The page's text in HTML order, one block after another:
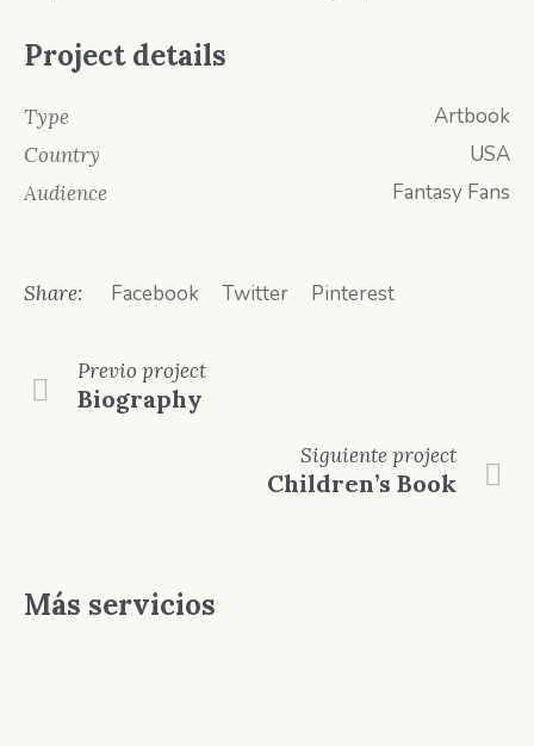
Project details
Type Artbook
Country USA
Audience Fantasy Fans
Share: Facebook Twitter Pinterest
Previo project
Biography
Siguienteproject
Children’s Book
Más servicios